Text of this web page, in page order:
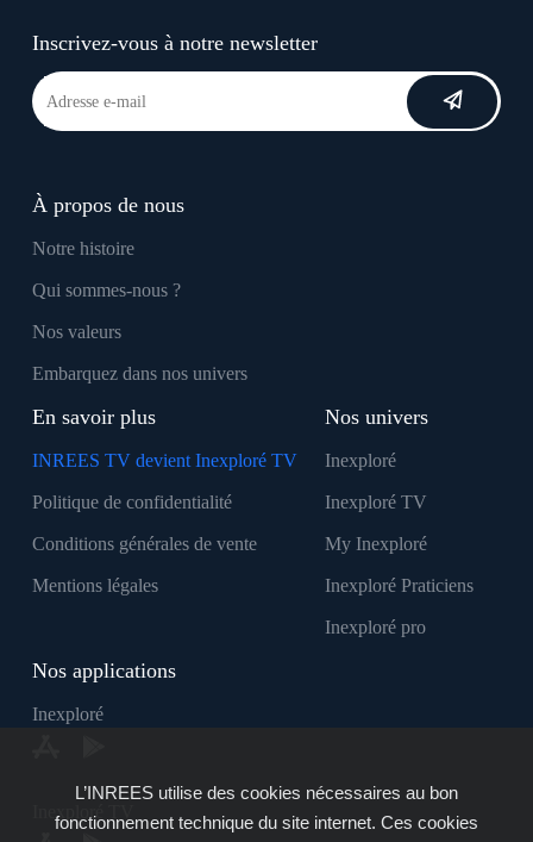
Inscrivez-vous à notre newsletter
À propos de nous
Notre histoire
Qui sommes-nous ?
Nos valeurs
Embarquez dans nos univers
En savoir plus
INREES TV devient Inexploré TV
Politique de confidentialité
Conditions générales de vente
Mentions légales
Nos univers
Inexploré
Inexploré TV
My Inexploré
Inexploré Praticiens
Inexploré pro
Nos applications
Inexploré
Inexploré TV
L’INREES utilise des cookies nécessaires au bon
fonctionnement technique du site internet. Ces cookies